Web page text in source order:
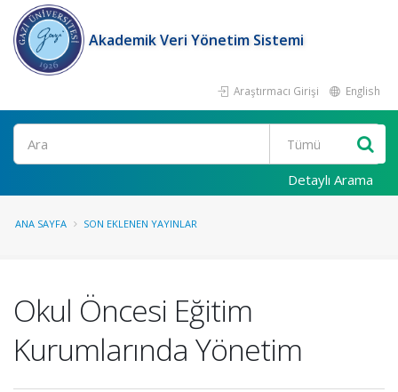
Akademik Veri Yönetim Sistemi
Araştırmacı Girişi English
Ara
Detaylı Arama
ANA SAYFA SON EKLENEN YAYINLAR
Okul Öncesi Eğitim
Kurumlarında Yönetim